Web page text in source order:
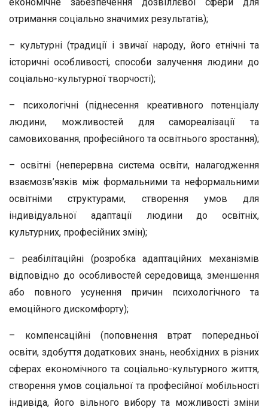
отримання соціально значимих результатів);
– культурні (традиції і звичаї народу, його етнічні та
історичні особливості, способи залучення людини до
соціально-культурної творчості);
– психологічні (піднесення креативного потенціалу
людини, можливостей для самореалізації та
самовиховання, професійного та освітнього зростання);
– освітні (неперервна система освіти, налагодження
взаємозв’язків між формальними та неформальними
освітніми структурами, створення умов для
індивідуальної адаптації людини до освітніх,
культурних, професійних змін);
– реабілітаційні (розробка адаптаційних механізмів
відповідно до особливостей середовища, зменшення
або повного усунення причин психологічного та
емоційного дискомфорту);
– компенсаційні (поповнення втрат попередньої
освіти, здобуття додаткових знань, необхідних в різних
сферах економічного та соціально-культурного життя,
створення умов соціальної та професійної мобільності
індивіда, його вільного вибору та можливості зміни